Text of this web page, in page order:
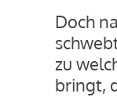
Doch
zu
bringt,